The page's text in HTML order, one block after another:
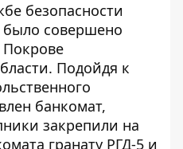
безопасности
было совершено
Покрове
Подойдя к
банкомат,
закрепили на
гранату РГД-5 и